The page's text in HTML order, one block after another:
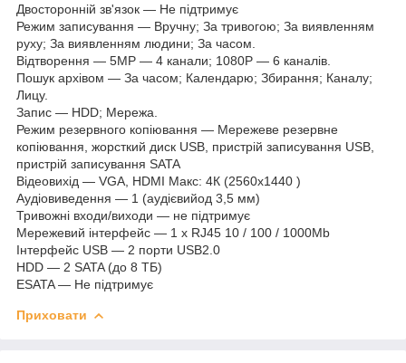
Двосторонній зв'язок — Не підтримує
Режим записування — Вручну; За тривогою; За виявленням
руху; За виявленням людини; За часом.
Відтворення — 5MP — 4 канали; 1080P — 6 каналів.
Пошук архівом — За часом; Календарю; Збирання; Каналу;
Лицу.
Запис — HDD; Мережа.
Режим резервного копіювання — Мережеве резервне
копіювання, жорсткий диск USB, пристрій записування USB,
пристрій записування SATA
Відеовихід — VGA, HDMI Макс: 4К (2560х1440 )
Аудіовиведення — 1 (аудієвийод 3,5 мм)
Тривожні входи/виходи — не підтримує
Мережевий інтерфейс — 1 х RJ45 10 / 100 / 1000Mb
Інтерфейс USB — 2 порти USB2.0
HDD — 2 SATA (до 8 ТБ)
ESATA — Не підтримує
Приховати